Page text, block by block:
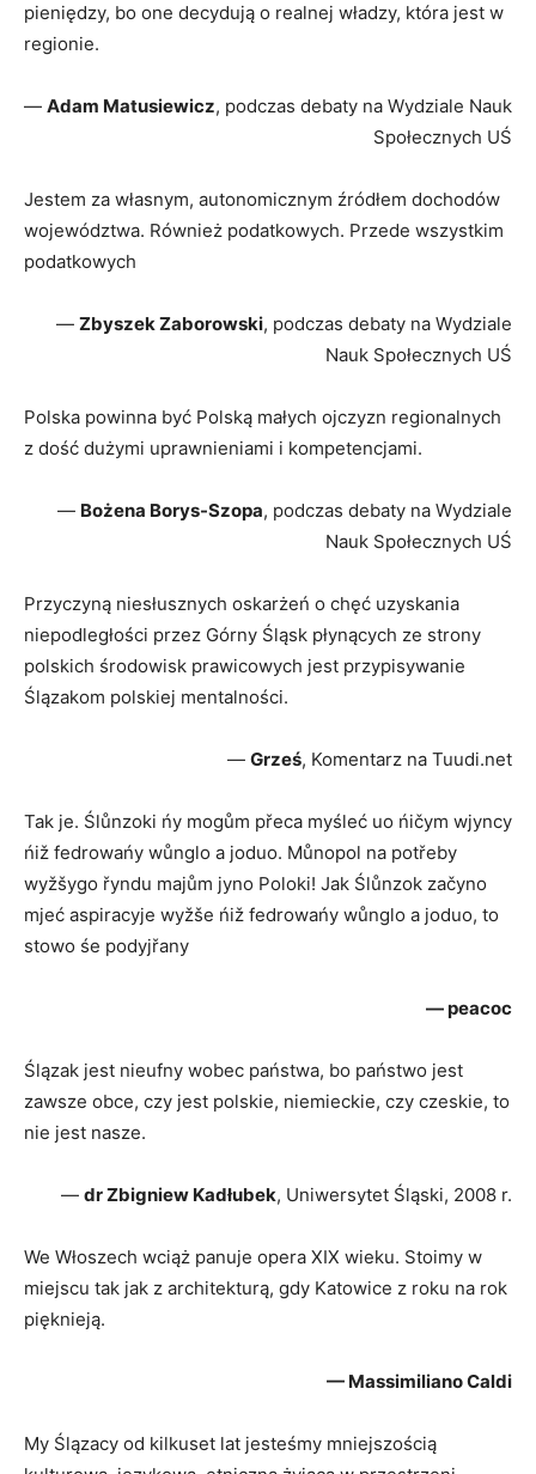
pieniędzy, bo one decydują o realnej władzy, która jest w
regionie.
— Adam Matusiewicz, podczas debaty na Wydziale Nauk
Społecznych UŚ
Jestem za własnym, autonomicznym źródłem dochodów
województwa. Również podatkowych. Przede wszystkim
podatkowych
— Zbyszek Zaborowski, podczas debaty na Wydziale
Nauk Społecznych UŚ
Polska powinna być Polską małych ojczyzn regionalnych
z dość dużymi uprawnieniami i kompetencjami.
— Bożena Borys-Szopa, podczas debaty na Wydziale
Nauk Społecznych UŚ
Przyczyną niesłusznych oskarżeń o chęć uzyskania
niepodległości przez Górny Śląsk płynących ze strony
polskich środowisk prawicowych jest przypisywanie
Ślązakom polskiej mentalności.
— Grześ, Komentarz na Tuudi.net
Tak je. Ślůnzoki ńy mogům přeca myśleć uo ńičym wjyncy
ńiž fedrowańy wůnglo a joduo. Můnopol na potřeby
wyžšygo řyndu majům jyno Poloki! Jak Ślůnzok začyno
mjeć aspiracyje wyžše ńiž fedrowańy wůnglo a joduo, to
stowo śe podyjřany
— peacoc
Ślązak jest nieufny wobec państwa, bo państwo jest
zawsze obce, czy jest polskie, niemieckie, czy czeskie, to
nie jest nasze.
— dr Zbigniew Kadłubek, Uniwersytet Śląski, 2008 r.
We Włoszech wciąż panuje opera XIX wieku. Stoimy w
miejscu tak jak z architekturą, gdy Katowice z roku na rok
pięknieją.
— Massimiliano Caldi
My Ślązacy od kilkuset lat jesteśmy mniejszością